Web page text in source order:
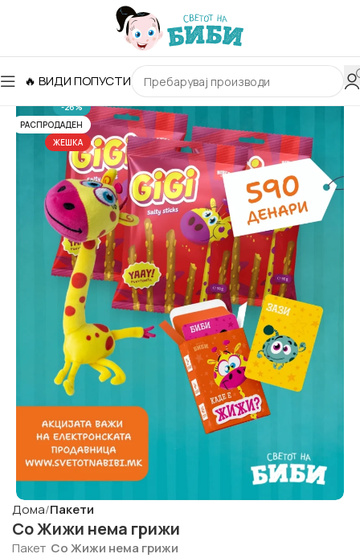
🔥 ВИДИ ПОПУСТИ
-26%
РАСПРОДАДЕН
ЖЕШКА
Дома Пакети
Со Жижи нема грижи
Пакет Со Жижи нема грижи